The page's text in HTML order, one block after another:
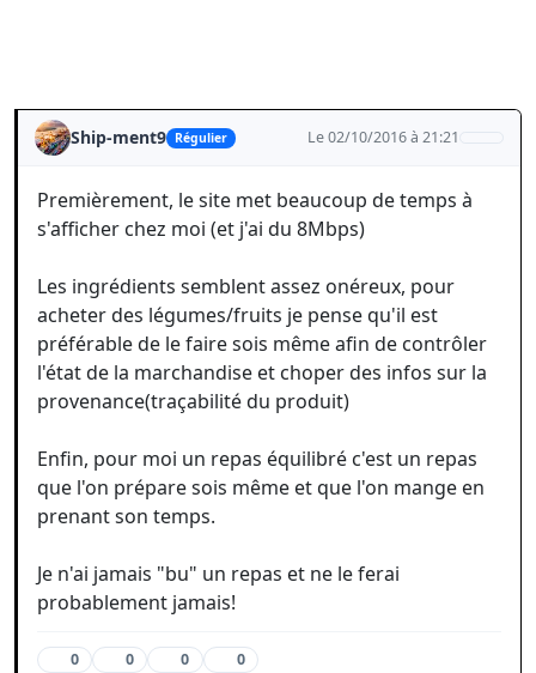
Ship-ment9 Régulier Le 02/10/2016 à 21:21
Premièrement, le site met beaucoup de temps à
s'afficher chez moi (et j'ai du 8Mbps)
Les ingrédients semblent assez onéreux, pour
acheter des légumes/fruits je pense qu'il est
préférable de le faire sois même afin de contrôler
l'état de la marchandise et choper des infos sur la
provenance(traçabilité du produit)
Enfin, pour moi un repas équilibré c'est un repas
que l'on prépare sois même et que l'on mange en
prenant son temps.
Je n'ai jamais "bu" un repas et ne le ferai
probablement jamais!
0 0 0 0